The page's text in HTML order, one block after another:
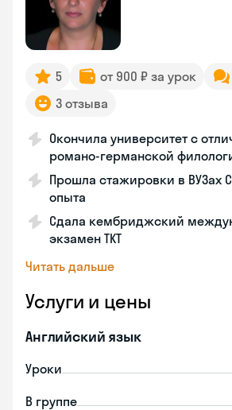
5 от 900 ₽ за урок
3 отзыва
Окончила университет с
романо-германской
Прошла стажировки в ВУЗах
опыта
Сдала кембриджский
экзамен TKT
Читать дальше
Услуги и цены
Английский язык
Уроки
В группе